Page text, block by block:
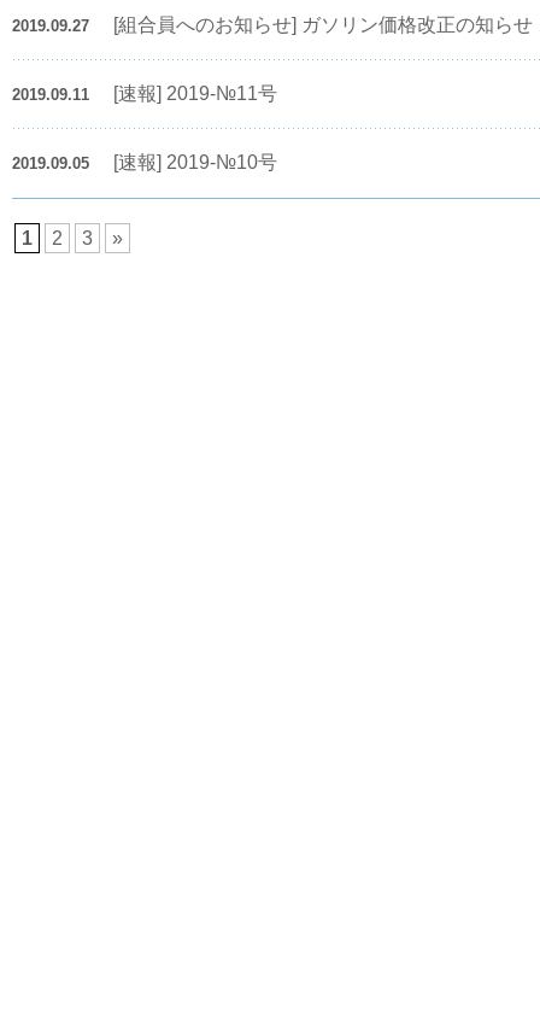
2019.09.27 [組合員へのお知らせ] ガソリン価格改正の知らせ
2019.09.11 [速報] 2019-№11号
2019.09.05 [速報] 2019-№10号
1 2 3 »